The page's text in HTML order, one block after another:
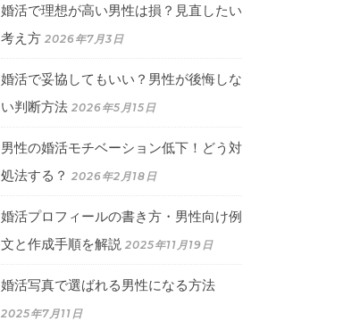
婚活で理想が高い男性は損？見直したい
考え方 2026年7月3日
婚活で妥協してもいい？男性が後悔しな
い判断方法 2026年5月15日
男性の婚活モチベーション低下！どう対
処法する？ 2026年2月18日
婚活プロフィールの書き方・男性向け例
文と作成手順を解説 2025年11月19日
婚活写真で選ばれる男性になる方法
2025年7月11日